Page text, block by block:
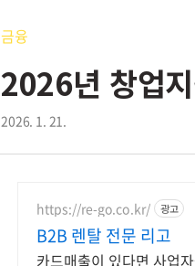
금융
2026년 창업
2026. 1. 21.
https://re-go.co.kr/ 광고
B2B 렌탈 전문 리고
카드매출이 있다면 사업